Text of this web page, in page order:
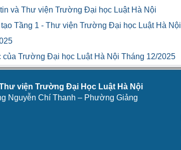
và Thư viện Trường Đại học Luật Hà Nội
Tầng 1 - Thư viện Trường Đại học Luật Hà Nội
Trường Đại học Luật Hà Nội Tháng 12/2025
viện Trường Đại Học Luật Hà Nội
Nguyễn Chí Thanh – Phường Giảng